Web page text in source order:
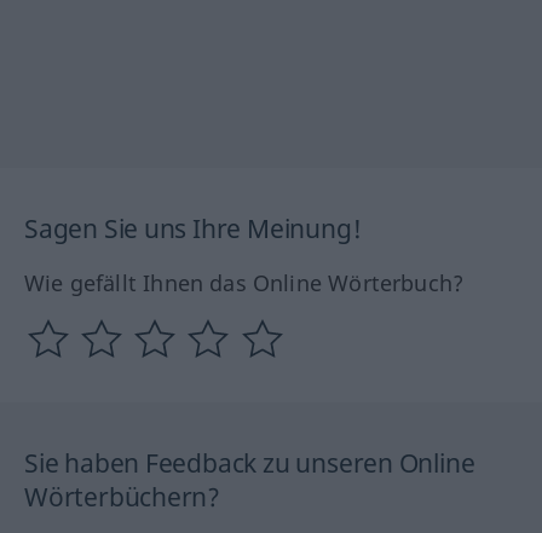
Sagen Sie uns Ihre Meinung!
Wie gefällt Ihnen das Online Wörterbuch?
Sie haben Feedback zu unseren Online
Wörterbüchern?